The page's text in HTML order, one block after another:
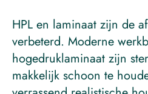
HPL en laminaat zijn de
verbeterd. Moderne
hogedruklaminaat zijn
makkelijk schoon te